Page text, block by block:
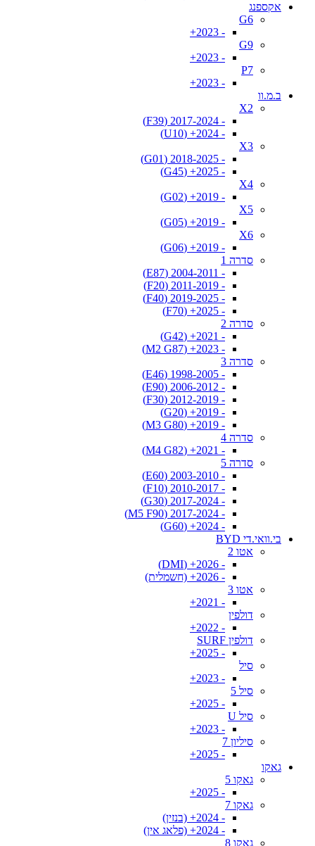
אקספנג
G6
- 2023+
G9
- 2023+
P7
- 2023+
ב.מ.וו
X2
- 2017-2024 (F39)
- 2024+ (U10)
X3
- 2018-2025 (G01)
- 2025+ (G45)
X4
- 2019+ (G02)
X5
- 2019+ (G05)
X6
- 2019+ (G06)
סדרה 1
- 2004-2011 (E87)
- 2011-2019 (F20)
- 2019-2025 (F40)
- 2025+ (F70)
סדרה 2
- 2021+ (G42)
- 2023+ (M2 G87)
סדרה 3
- 1998-2005 (E46)
- 2006-2012 (E90)
- 2012-2019 (F30)
- 2019+ (G20)
- 2019+ (M3 G80)
סדרה 4
- 2021+ (M4 G82)
סדרה 5
- 2003-2010 (E60)
- 2010-2017 (F10)
- 2017-2024 (G30)
- 2017-2024 (M5 F90)
- 2024+ (G60)
בי.וואי.די BYD
אטו 2
- 2026+ (DMI)
- 2026+ (חשמלית)
אטו 3
- 2021+
דולפין
- 2022+
דולפין SURF
- 2025+
סיל
- 2023+
סיל 5
- 2025+
סיל U
- 2023+
סיליון 7
- 2025+
גאקו
גאקו 5
- 2025+
גאקו 7
- 2024+ (בנזין)
- 2024+ (פלאג אין)
גאקו 8